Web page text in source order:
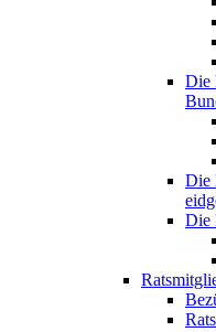
Die
Die
Die